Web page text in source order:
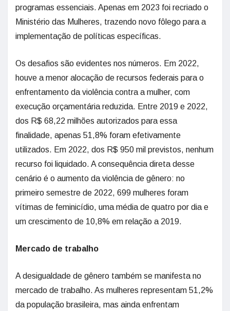
programas essenciais. Apenas em 2023 foi recriado o
Ministério das Mulheres, trazendo novo fôlego para a
implementação de políticas específicas.
Os desafios são evidentes nos números. Em 2022,
houve a menor alocação de recursos federais para o
enfrentamento da violência contra a mulher, com
execução orçamentária reduzida. Entre 2019 e 2022,
dos R$ 68,22 milhões autorizados para essa
finalidade, apenas 51,8% foram efetivamente
utilizados. Em 2022, dos R$ 950 mil previstos, nenhum
recurso foi liquidado. A consequência direta desse
cenário é o aumento da violência de gênero: no
primeiro semestre de 2022, 699 mulheres foram
vítimas de feminicídio, uma média de quatro por dia e
um crescimento de 10,8% em relação a 2019.
Mercado de trabalho
A desigualdade de gênero também se manifesta no
mercado de trabalho. As mulheres representam 51,2%
da população brasileira, mas ainda enfrentam